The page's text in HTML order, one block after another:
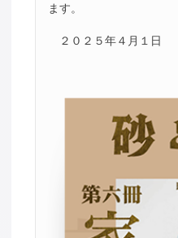
ます。
２０２５年４月１日